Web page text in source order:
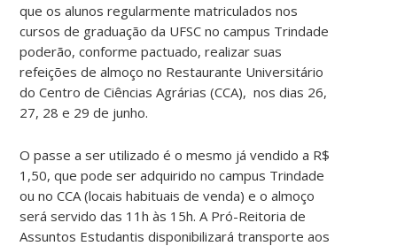
que os alunos regularmente matriculados nos
cursos de graduação da UFSC no campus Trindade
poderão, conforme pactuado, realizar suas
refeições de almoço no Restaurante Universitário
do Centro de Ciências Agrárias (CCA), nos dias 26,
27, 28 e 29 de junho.
O passe a ser utilizado é o mesmo já vendido a R$
1,50, que pode ser adquirido no campus Trindade
ou no CCA (locais habituais de venda) e o almoço
será servido das 11h às 15h. A Pró-Reitoria de
Assuntos Estudantis disponibilizará transporte aos